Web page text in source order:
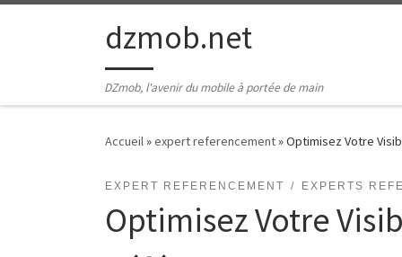
Passer au contenudzmob.net
DZmob, l'avenir du mobile à portée de main
Accueil»expert referencement»Optimisez Votre
EXPERT REFERENCEMENT EXPERTS
Optimisez Votre